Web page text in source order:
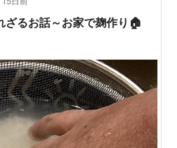
ざるお話～お家で麹作り🏠